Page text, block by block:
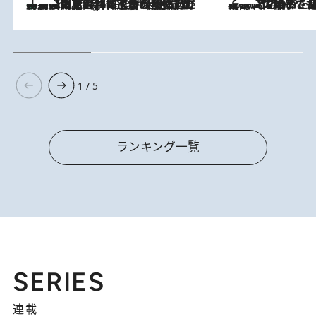
9 Hours Ago
「最後に見られてよかった」上野動物園の東園パンダ舎が解体前に特別公開。8月16日まで延長されたパネル展と共に辿る“半世紀”のパンダ飼育《解体工事の図面あり》 2026.8.5
【阿川佐和子さんの年とる力】なぜ70代で始めた趣味は“こんなに楽しい”のか？ ピアノ、俳句…スランプに陥っても続けられる“ある秘訣”とは
1 / 5
ランキング一覧
SERIES
連載